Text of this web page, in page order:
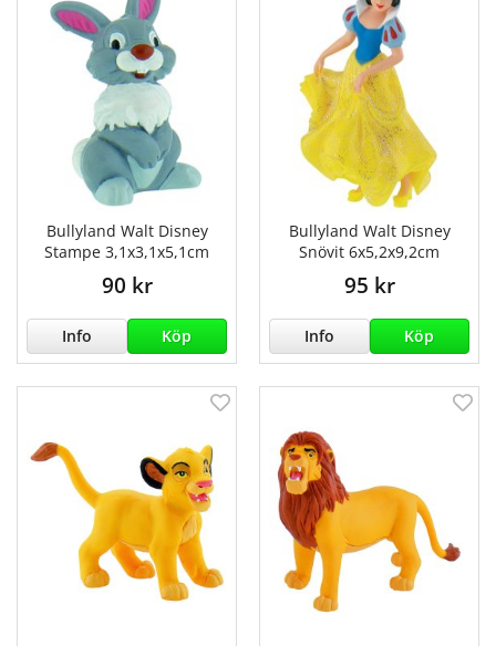
Bullyland Walt Disney
Stampe 3,1x3,1x5,1cm
90 kr
Info Köp
Bullyland Walt Disney
Snövit 6x5,2x9,2cm
95 kr
Info Köp